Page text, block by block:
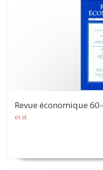
Revue économique
et al.